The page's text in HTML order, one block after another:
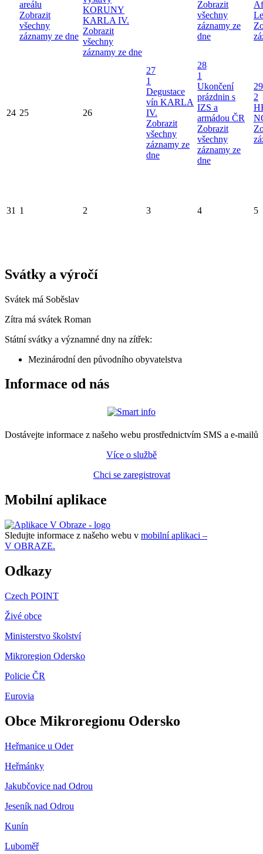
areálu
Zobrazit
všechny
záznamy ze dne
KORUNY
KARLA IV.
Zobrazit
všechny
záznamy ze dne
Zobrazit
všechny
záznamy ze
dne
24 25 26
27
1
Degustace
vín KARLA
IV.
Zobrazit
všechny
záznamy ze
dne
28
1
Ukončení
prázdnin s
IZS a
armádou ČR
Zobrazit
všechny
záznamy ze
dne
29
2
31 1 2 3 4 5
Svátky a výročí
Svátek má Soběslav
Zítra má svátek Roman
Státní svátky a významné dny na zítřek:
Mezinárodní den původního obyvatelstva
Informace od nás
Dostávejte informace z našeho webu prostřednictvím SMS a e-mailů
Více o službě
Chci se zaregistrovat
Mobilní aplikace
Sledujte informace z našeho webu v mobilní aplikaci –
V OBRAZE.
Odkazy
Czech POINT
Živé obce
Ministerstvo školství
Mikroregion Odersko
Policie ČR
Eurovia
Obce Mikroregionu Odersko
Heřmanice u Oder
Heřmánky
Jakubčovice nad Odrou
Jeseník nad Odrou
Kunín
Luboměř